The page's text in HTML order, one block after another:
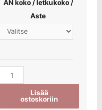
AN koko / letkukoko /
Aste
Lisää
ostoskoriin